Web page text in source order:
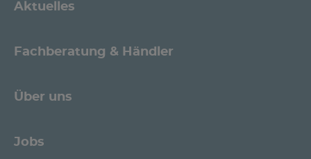
Aktuelles
Fachberatung & Händler
Über uns
Jobs